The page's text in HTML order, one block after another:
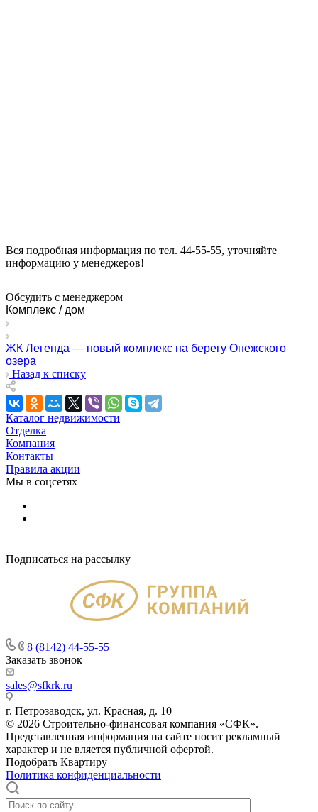
Вся подробная информация по тел. 44-55-55, уточняйте
информацию у менеджеров!
Обсудить с менеджером
Комплекс / дом
ЖК Легенда — новый комплекс на берегу Онежского
озера
Назад к списку
Каталог недвижимости
Отделка
Компания
Контакты
Правила акции
Мы в соцсетях
Подписаться на рассылку
8 (8142) 44-55-55
Заказать звонок
sales@sfkrk.ru
г. Петрозаводск, ул. Красная, д. 10
© 2026 Строительно-финансовая компания «СФК».
Представленная информация на сайте носит рекламный
характер и не вляется публичной офертой.
Подобрать Квартиру
Политика конфиденциальности